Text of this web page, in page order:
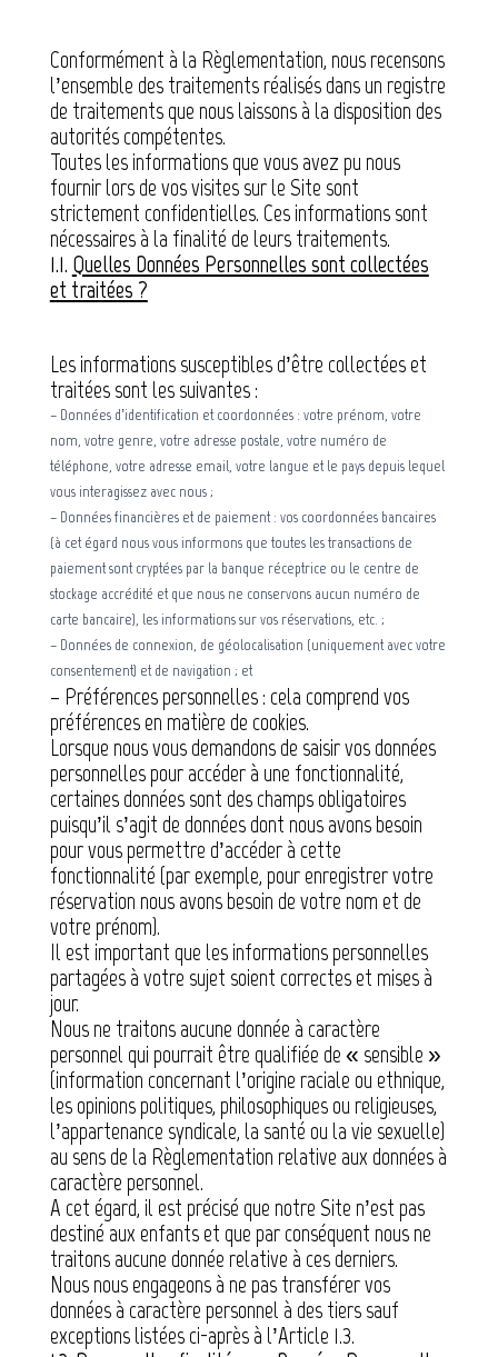
Conformément à la Règlementation, nous recensons
l’ensemble des traitements réalisés dans un registre
de traitements que nous laissons à la disposition des
autorités compétentes.
Toutes les informations que vous avez pu nous
fournir lors de vos visites sur le Site sont
strictement confidentielles. Ces informations sont
nécessaires à la finalité de leurs traitements.
1.1. Quelles Données Personnelles sont collectées
et traitées ?
Les informations susceptibles d’être collectées et
traitées sont les suivantes :
– Données d’identification et coordonnées : votre prénom, votre
nom, votre genre, votre adresse postale, votre numéro de
téléphone, votre adresse email, votre langue et le pays depuis lequel
vous interagissez avec nous ;
– Données financières et de paiement : vos coordonnées bancaires
(à cet égard nous vous informons que toutes les transactions de
paiement sont cryptées par la banque réceptrice ou le centre de
stockage accrédité et que nous ne conservons aucun numéro de
carte bancaire), les informations sur vos réservations, etc. ;
– Données de connexion, de géolocalisation (uniquement avec votre
consentement) et de navigation ; et
– Préférences personnelles : cela comprend vos
préférences en matière de cookies.
Lorsque nous vous demandons de saisir vos données
personnelles pour accéder à une fonctionnalité,
certaines données sont des champs obligatoires
puisqu’il s’agit de données dont nous avons besoin
pour vous permettre d’accéder à cette
fonctionnalité (par exemple, pour enregistrer votre
réservation nous avons besoin de votre nom et de
votre prénom).
Il est important que les informations personnelles
partagées à votre sujet soient correctes et mises à
jour.
Nous ne traitons aucune donnée à caractère
personnel qui pourrait être qualifiée de « sensible »
(information concernant l’origine raciale ou ethnique,
les opinions politiques, philosophiques ou religieuses,
l’appartenance syndicale, la santé ou la vie sexuelle)
au sens de la Règlementation relative aux données à
caractère personnel.
A cet égard, il est précisé que notre Site n’est pas
destiné aux enfants et que par conséquent nous ne
traitons aucune donnée relative à ces derniers.
Nous nous engageons à ne pas transférer vos
données à caractère personnel à des tiers sauf
exceptions listées ci-après à l’Article 1.3.